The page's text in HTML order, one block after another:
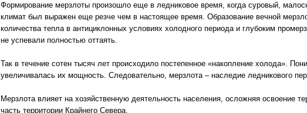
Формирование мерзлоты произошло еще в ледниковое время, когда суровый,
климат был выражен еще резче чем в настоящее время. Образование вечной
количества тепла в антициклонных условиях холодного периода и глубоким
не успевали полностью оттаять.
Так в течение сотен тысяч лет происходило постепенное «накопление холода».
увеличивалась их мощность. Следовательно, мерзлота – наследие ледникового
Мерзлота влияет на хозяйственную деятельность населения, осложняя освоение
часть территории Крайнего Севера.